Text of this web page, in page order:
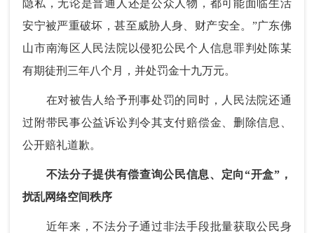
隐私，无论是普通人还是公众人物，都可能面临生活
安宁被严重破坏，甚至威胁人身、财产安全。”广东佛
山市南海区人民法院以侵犯公民个人信息罪判处陈某
有期徒刑三年八个月，并处罚金十九万元。
在对被告人给予刑事处罚的同时，人民法院还通
过附带民事公益诉讼判令其支付赔偿金、删除信息、
公开赔礼道歉。
不法分子提供有偿查询公民信息、定向“开盒”，
扰乱网络空间秩序
近年来，不法分子通过非法手段批量获取公民身